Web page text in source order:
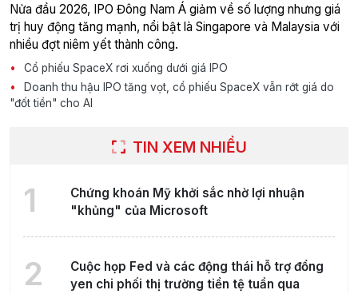
Nửa đầu 2026, IPO Đông Nam Á giảm về số lượng nhưng giá
trị huy động tăng mạnh, nổi bật là Singapore và Malaysia với
nhiều đợt niêm yết thành công.
Cổ phiếu SpaceX rơi xuống dưới giá IPO
Doanh thu hậu IPO tăng vọt, cổ phiếu SpaceX vẫn rớt giá do
"đốt tiền" cho AI
TIN XEM NHIỀU
1
Chứng khoán Mỹ khởi sắc nhờ lợi nhuận
"khủng" của Microsoft
2
Cuộc họp Fed và các động thái hỗ trợ đồng
yen chi phối thị trường tiền tệ tuần qua